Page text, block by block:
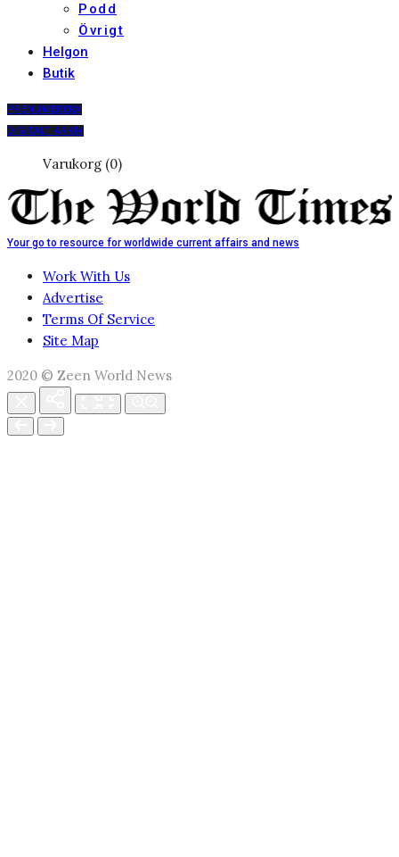
Podd
Övrigt
Helgon
Butik
PRENUMERERA
DIGITALT ARKIV
Varukorg (0)
Your go to resource for worldwide current affairs and news
Work With Us
Advertise
Terms Of Service
Site Map
2020 © Zeen World News